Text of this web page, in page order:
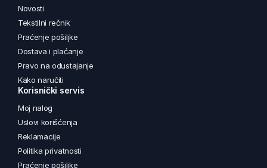
Novosti
Tekstilni rečnik
Praćenje pošiljke
Dostava i plaćanje
Pravo na odustajanje
Kako naručiti
Korisnički servis
Moj nalog
Uslovi korišćenja
Reklamacije
Politika privatnosti
Praćenje pošiljke